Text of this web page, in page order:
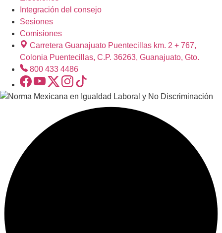
Integración del consejo
Sesiones
Comisiones
Carretera Guanajuato Puentecillas km. 2 + 767,
Colonia Puentecillas, C.P. 36263, Guanajuato, Gto.
800 433 4486